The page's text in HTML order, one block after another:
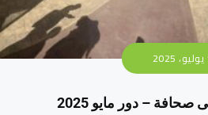
صحافة – دور مايو 2025